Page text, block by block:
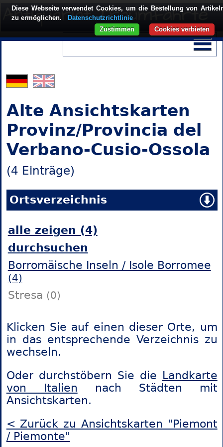
Alte Ansichtskarten
Provinz/Provincia del
Verbano-Cusio-Ossola
(4 Einträge)
Ortsverzeichnis
alle zeigen (4)
durchsuchen
Borromäische Inseln / Isole Borromee
(4)
Stresa (0)
Klicken Sie auf einen dieser Orte, um
in das entsprechende Verzeichnis zu
wechseln.
Oder durchstöbern Sie die Landkarte
von Italien nach Städten mit
Ansichtskarten.
< Zurück zu Ansichtskarten "Piemont
/ Piemonte"
Diese Webseite verwendet Cookies, um die Bestellung von
zu ermöglichen.
Datenschutzrichtlinie
Cookies verbieten
Zustimmen